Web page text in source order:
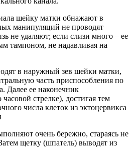
шейку матки обнажают в
манипуляций не проводят
не удаляют; если слизи много – ее
тампоном, не надавливая на
в наружный зев шейки матки,
часть приспособления по
Далее ее наконечник
стрелке), достигая тем
числа клеток из эктоцервикса
очень бережно, стараясь не
щетку (шпатель) выводят из